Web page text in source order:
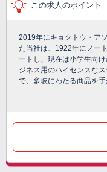
この求人のポイント
2019年にキョクトウ・ア
た当社は、1922年にノー
ートし、現在は小学生向
ジネス用のハイセンスな
で、多岐にわたる商品を手